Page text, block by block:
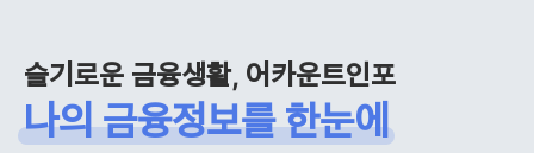
슬기로운 금융생활, 어카운트인포
나의 금융정보를 한눈에